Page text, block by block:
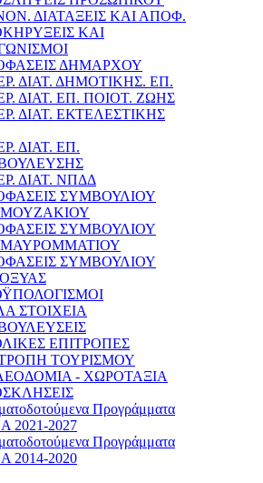
ΔΙΑΤΑΞΕΙΣ ΚΑΙ ΑΠΟΦ.
ΚΑΙ
ΔΗΜΑΡΧΟΥ
ΔΙΑΤ. ΔΗΜΟΤΙΚΗΣ. ΕΠ.
ΔΙΑΤ. ΕΠ. ΠΟΙOΤ. ΖΩΗΣ
ΔΙΑΤ. ΕΚΤΕΛΕΣΤΙΚΗΣ
ΔΙΑΤ. ΕΠ.
ΔΙΑΤ. ΝΠΔΔ
ΣΥΜΒΟΥΛΙΟΥ
ΣΥΜΒΟΥΛΙΟΥ
ΣΥΜΒΟΥΛΙΟΥ
ΣΤΟΙΧΕΙΑ
ΕΠΙΤΡΟΠΕΣ
ΤΟΥΡΙΣΜΟΥ
- ΧΩΡΟΤΑΞΙΑ
Προγράμματα
2021-2027
Προγράμματα
2014-2020